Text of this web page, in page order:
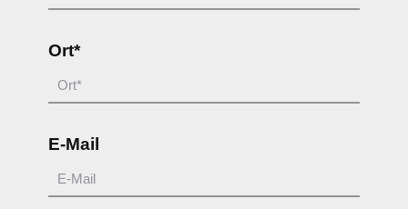
Ort*
E-Mail